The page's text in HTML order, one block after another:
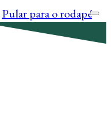
Pular para o rodapé